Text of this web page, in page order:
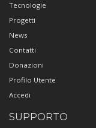
Tecnologie
Progetti
News
Contatti
Donazioni
Profilo Utente
Accedi
SUPPORTO